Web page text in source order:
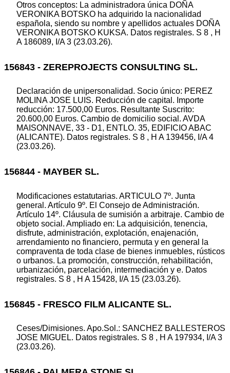
Otros conceptos: La administradora única DOÑA
VERONIKA BOTSKO ha adquirido la nacionalidad
española, siendo su nombre y apellidos actuales DOÑA
VERONIKA BOTSKO KUKSA. Datos registrales. S 8 , H
A 186089, I/A 3 (23.03.26).
156843 - ZEREPROJECTS CONSULTING SL.
Declaración de unipersonalidad. Socio único: PEREZ
MOLINA JOSE LUIS. Reducción de capital. Importe
reducción: 17.500,00 Euros. Resultante Suscrito:
20.600,00 Euros. Cambio de domicilio social. AVDA
MAISONNAVE, 33 - D1, ENTLO. 35, EDIFICIO ABAC
(ALICANTE). Datos registrales. S 8 , H A 139456, I/A 4
(23.03.26).
156844 - MAYBER SL.
Modificaciones estatutarias. ARTICULO 7º. Junta
general. Artículo 9º. El Consejo de Administración.
Artículo 14º. Cláusula de sumisión a arbitraje. Cambio de
objeto social. Ampliado en: La adquisición, tenencia,
disfrute, administración, explotación, enajenación,
arrendamiento no financiero, permuta y en general la
compraventa de toda clase de bienes inmuebles, rústicos
o urbanos. La promoción, construcción, rehabilitación,
urbanización, parcelación, intermediación y e. Datos
registrales. S 8 , H A 15428, I/A 15 (23.03.26).
156845 - FRESCO FILM ALICANTE SL.
Ceses/Dimisiones. Apo.Sol.: SANCHEZ BALLESTEROS
JOSE MIGUEL. Datos registrales. S 8 , H A 197934, I/A 3
(23.03.26).